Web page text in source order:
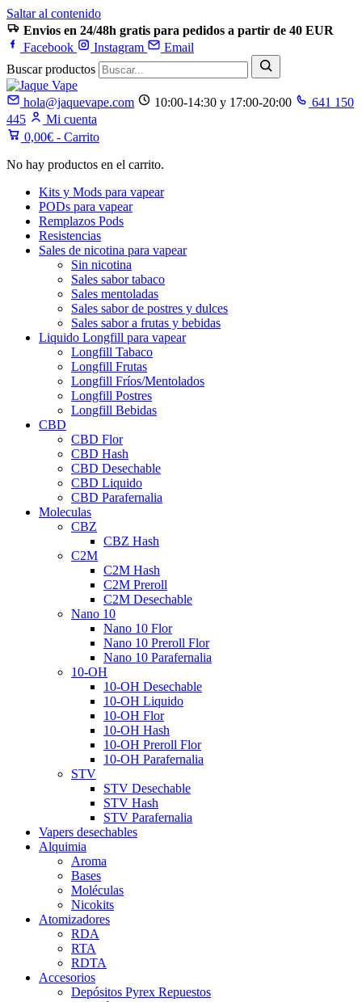
Saltar al contenido
Envios en 24/48h gratis para pedidos a partir de 40 EUR
Facebook
Instagram
Email
Buscar productos
hola@jaquevape.com 10:00-14:30 y 17:00-20:00
641 150
445
Mi cuenta
0,00€ - Carrito
No hay productos en el carrito.
Kits y Mods para vapear
PODs para vapear
Remplazos Pods
Resistencias
Sales de nicotina para vapear
Sin nicotina
Sales sabor tabaco
Sales mentoladas
Sales sabor de postres y dulces
Sales sabor a frutas y bebidas
Liquido Longfill para vapear
Longfill Tabaco
Longfill Frutas
Longfill Fríos/Mentolados
Longfill Postres
Longfill Bebidas
CBD
CBD Flor
CBD Hash
CBD Desechable
CBD Liquido
CBD Parafernalia
Moleculas
CBZ
CBZ Hash
C2M
C2M Hash
C2M Preroll
C2M Desechable
Nano 10
Nano 10 Flor
Nano 10 Preroll Flor
Nano 10 Parafernalia
10-OH
10-OH Desechable
10-OH Liquido
10-OH Flor
10-OH Hash
10-OH Preroll Flor
10-OH Parafernalia
STV
STV Desechable
STV Hash
STV Parafernalia
Vapers desechables
Alquimia
Aroma
Bases
Moléculas
Nicokits
Atomizadores
RDA
RTA
RDTA
Accesorios
Depósitos Pyrex Repuestos